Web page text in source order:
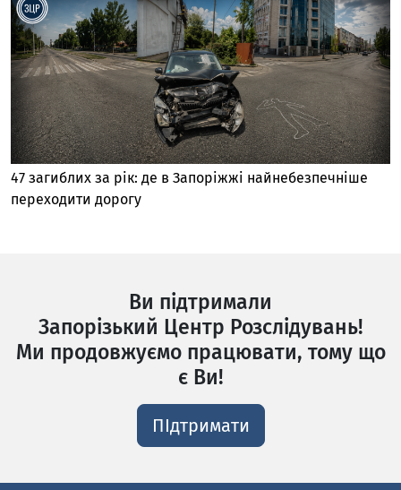
47 загиблих за рік: де в Запоріжжі найнебезпечніше
переходити дорогу
Ви підтримали
Запорізький Центр Розслідувань!
Ми продовжуємо працювати, тому що
є Ви!
ПІдтримати